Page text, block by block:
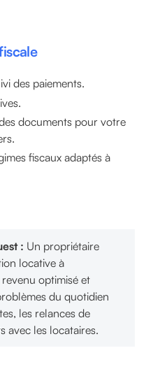
des paiements.
documents pour votre
fiscaux adaptés à
: Un propriétaire
locative à
optimisé et
du quotidien
les relances de
avec les locataires.